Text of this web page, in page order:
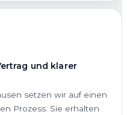
und klarer
setzen wir auf einen
Prozess. Sie erhalten